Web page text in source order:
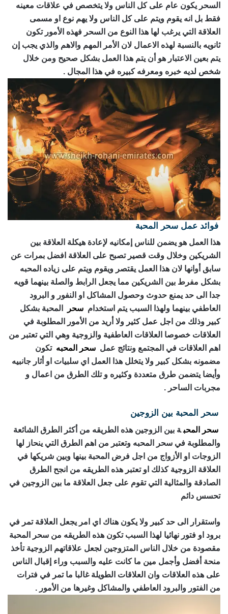
السحر يكون عام على كل الناس ولا يتخصص في علاقات معينه
فقط بل انه يقوم ويتم على كل الناس ولا يهم نوع او مسمى
العلاقة التي يرغب لها هذا النوع من السحر فهذه الأمور تكون
ثانويه بالنسبة لهذه الاعمال لان الأمر المهم والاهم والذي يجب إن
يتم بعين الاعتبار هو أن يتم هذا العمل بشكل صحيح ومن خلال
شخص لديه خبره ومعرفه كبيره في هذا المجال .
فوائد عمل سحر المحبة
هذا العمل هو يضمن للناس إمكانيه لإعادة هيكلة العلاقة بين
الشريكين وخلال وقت قصير تصبح على العلاقة افضل بمرات عن
سابق أوانها لان هذا العمل يقتصر ويقوم ويتم على زياده المحبه
بشكل مفرط بين الشريكين مما يجعل الرابط والصلة بينهما قويه
جدا الى حد يمنع حدوث وحصول المشاكل او النفور و البرود
العاطفي بينهما ولهذا السبب يتم استخدام سحر
المحبة بشكل
كبير وذلك من اجل عمل كثير ولا أريد من الأمور المطلوبة في
العلاقات خصوصا العلاقات العاطفية والزوجية وهي التي تعتبر من
اهم العلاقات في المجتمع ونتائج عمل سحر المحبه تكون
مضمونه بشكل كبير ولا يتخلل هذا العمل اي سلبيات او أثار جانبيه
وأيضا يتضمن طرق متعددة وكثيره و تلك الطرق من اعمال و
مجربات الساحر .
سحر المحبة بين الزوجين
سحر المحب ة بين الزوجين هذه الطريقه من أكثر الطرق الشائعة
والمطلوبة في سحر المحبه وتعتبر من اهم الطرق التي ينحاز لها
الزوجات او الأزواج من اجل فرض المحبة بينها وبين شريكها في
العلاقة الزوجية كذلك او تعتبر هذه الطريقه من انجح الطرق
الصادقة والمثالية التي تقوم على جعل العلاقة ما بين الزوجين في
تحسس دائم
واستقرار الى حد كبير ولا يكون هناك اي امر يجعل العلاقة تمر في
برود او فتور نهائيا لهذا السبب تكون هذه الطريقه من سحر المحبة
مقصودة من خلال الناس المتزوجين لجعل علاقاتهم الزوجية تأخذ
منحة أفضل وأجمل مين ما كانت عليه والسبب وراء إقبال الناس
على هذه العلاقات وان العلاقات الطويلة غالبا ما تمر في فترات
من الفتور والبرود العاطفي والمشاكل وغيرها من الأمور .